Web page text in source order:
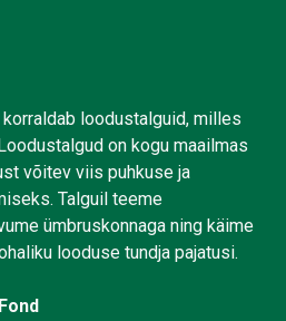
loodustalguid, milles
on kogu maailmas
võitev viis puhkuse ja
Talguil teeme
ümbruskonnaga ning käime
looduse tundja pajatusi.